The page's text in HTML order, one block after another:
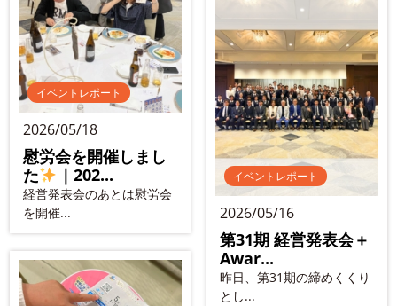
イベントレポート
2026/05/18
慰労会を開催しまし
た
｜202...
経営発表会のあとは慰労会
を開催...
イベントレポート
2026/05/16
第31期 経営発表会＋
Awar...
昨日、第31期の締めくくり
とし...